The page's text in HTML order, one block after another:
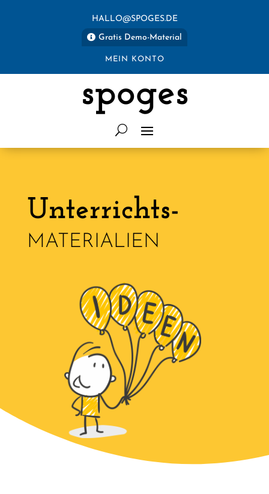
HALLO@SPOGES.DE
Gratis Demo-Material
MEIN KONTO
spoges
Unterrichts-
MATERIALIEN